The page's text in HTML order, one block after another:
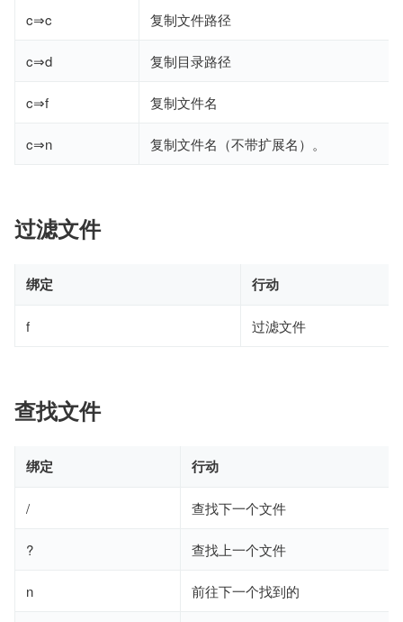
c⇒c 复制文件路径
c⇒d 复制目录路径
c⇒f 复制文件名
c⇒n 复制文件名（不带扩展名）。
过滤文件
绑定 行动
f 过滤文件
查找文件
绑定 行动
/ 查找下一个文件
? 查找上一个文件
n 前往下一个找到的